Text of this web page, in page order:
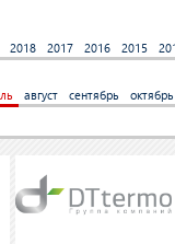
2018 2017 2016 2015
август сентябрь октябрь